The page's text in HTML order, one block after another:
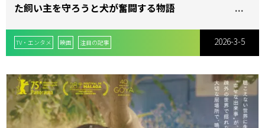
た飼い主を守ろうと犬が奮闘する物語
TV・エンタメ 映画 注目の記事 2026-3-5